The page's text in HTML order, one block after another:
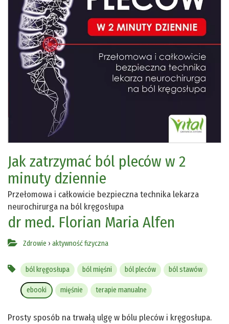
Jak zatrzymać ból pleców w 2
minuty dziennie
Przełomowa i całkowicie bezpieczna technika lekarza
neurochirurga na ból kręgosłupa
dr med. Florian Maria Alfen
Zdrowie › aktywność fizyczna
ból kręgosłupa ból mięśni ból pleców ból stawów
ebooki mięśnie terapie manualne
Prosty sposób na trwałą ulgę w bólu pleców i kręgosłupa.